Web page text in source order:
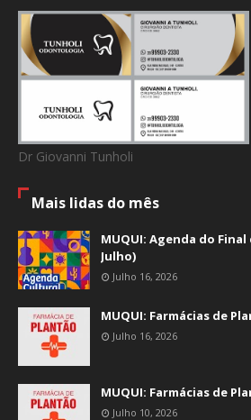
Dr Giovanni Tunholi
Mais lidas do mês
MUQUI: Agenda do Final
Julho)
Julho 16, 2026
MUQUI: Farmácias de
Julho 16, 2026
MUQUI: Farmácias de
Julho 10, 2026